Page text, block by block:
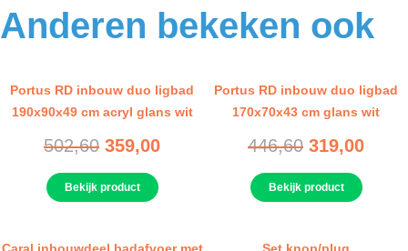
Anderen bekeken ook
Portus RD inbouw duo ligbad
190x90x49 cm acryl glans wit
502,60 359,00
Bekijk product
Portus RD inbouw duo ligbad
170x70x43 cm glans wit
446,60 319,00
Bekijk product